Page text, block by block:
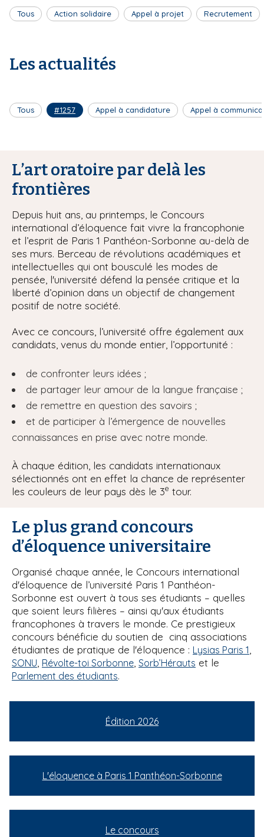
Tous Action solidaire Appel à projet Recrutement
Les actualités
Tous #1257 Appel à candidature Appel à
L’art oratoire par delà les
frontières
Depuis huit ans, au printemps, le Concours
international d’éloquence fait vivre la francophonie
et l’esprit de Paris 1 Panthéon-Sorbonne au-delà de
ses murs. Berceau de révolutions académiques et
intellectuelles qui ont bousculé les modes de
pensée, l'université défend la pensée critique et la
liberté d’opinion dans un objectif de changement
positif de notre société.
Avec ce concours, l’université offre également aux
candidats, venus du monde entier, l’opportunité :
de confronter leurs idées ;
de partager leur amour de la langue française ;
de remettre en question des savoirs ;
et de participer à l’émergence de nouvelles
connaissances en prise avec notre monde.
À chaque édition, les candidats internationaux
sélectionnés ont en effet la chance de représenter
les couleurs de leur pays dès le 3e tour.
Le plus grand concours
d’éloquence universitaire
Organisé chaque année, le Concours international
d'éloquence de l’université Paris 1 Panthéon-
Sorbonne est ouvert à tous ses étudiants – quelles
que soient leurs filières – ainsi qu'aux étudiants
francophones à travers le monde. Ce prestigieux
concours bénéficie du soutien de cinq associations
étudiantes de pratique de l'éloquence : Lysias Paris 1
SONU Révolte-toi Sorbonne Sorb’Hérauts et le
Parlement des étudiants.
Édition 2026
L'éloquence à Paris 1 Panthéon-Sorbonne
Le concours